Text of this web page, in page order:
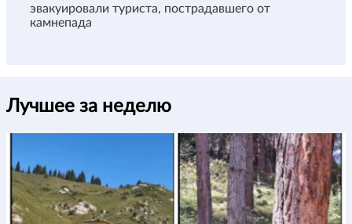
эвакуировали туриста, пострадавшего от
камнепада
Лучшее за неделю